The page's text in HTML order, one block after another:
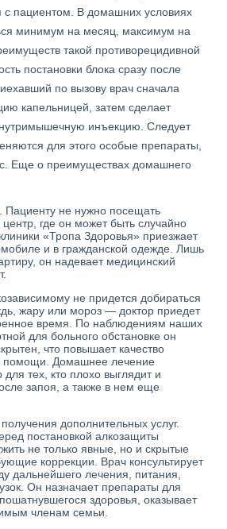
с пациентом. В домашних условиях
минимум на месяц, максимум на
такой противорецидивной
постановки блока сразу после
по вызову врач сначала
капельницей, затем сделает
инъекцию. Следует
для этого особые препараты,
Еще о преимуществах домашнего
Пациенту не нужно посещать
центр, где он может быть случайно
«Тропа Здоровья» приезжает
и в гражданской одежде. Лишь
он надевает медицинский
не придется добираться
жару или мороз — доктор приедет
время. По наблюдениям наших
для больного обстановке он
что повышает качество
помощи. Домашнее лечение
тех, кто плохо выглядит и
запоя, а также в нем еще
дополнительных услуг.
постановкой алкозащиты
не только явные, но и скрытые
коррекции. Врач консультирует
дальнейшего лечения, питания,
Он назначает препараты для
здоровья, оказывает
членам семьи.